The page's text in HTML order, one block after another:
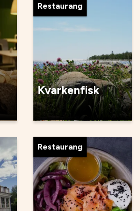
Restaurang
Kvarkenfisk
Restaurang